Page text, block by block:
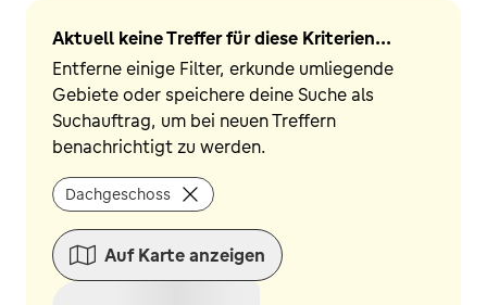
Aktuell keine Treffer für diese Kriterien...
Entferne einige Filter, erkunde umliegende
Gebiete oder speichere deine Suche als
Suchauftrag, um bei neuen Treffern
benachrichtigt zu werden.
Dachgeschoss
Auf Karte anzeigen